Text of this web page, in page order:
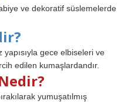
ve dekoratif süslemelerde
gece elbiseleri ve
edilen kumaşlardandır.
yumuşatılmış